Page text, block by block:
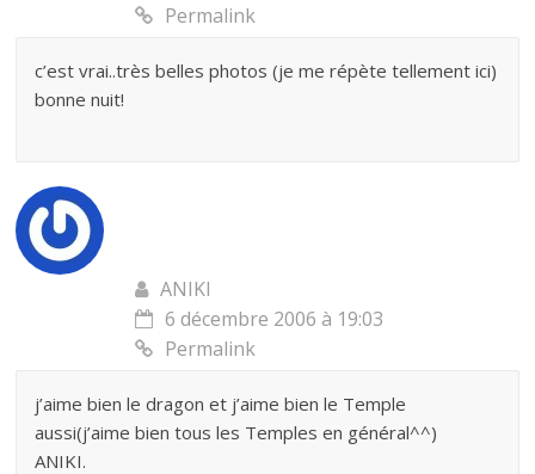
Permalink
c’est vrai..très belles photos (je me répète tellement ici)
bonne nuit!
ANIKI
6 décembre 2006 à 19:03
Permalink
j’aime bien le dragon et j’aime bien le Temple
aussi(j’aime bien tous les Temples en général^^)
ANIKI.